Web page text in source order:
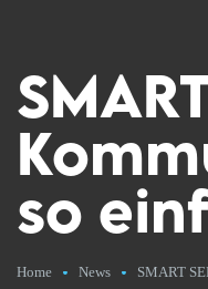
so
Home News SMART